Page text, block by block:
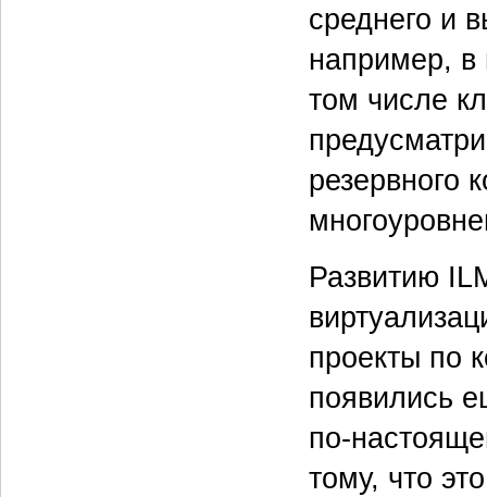
среднего и
например, в
том числе
резервного
Развитию
проекты по
появились
по-
тому, что